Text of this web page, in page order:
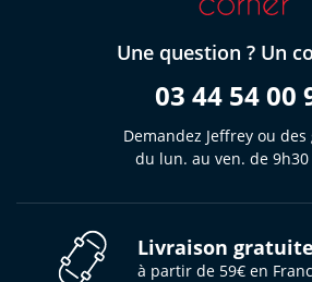
Une question ? Un
03 44 54 00
Demandez Jeffrey ou des
du lun. au ven. de 9h30
Livraison gratuite
à partir de 59€ en